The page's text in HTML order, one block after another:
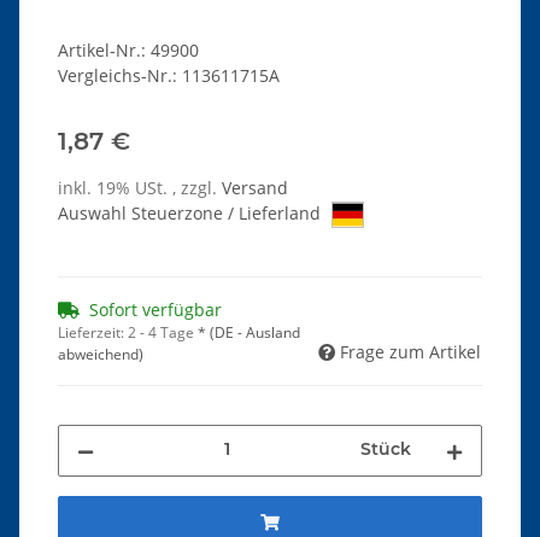
Artikel-Nr.: 49900
Vergleichs-Nr.: 113611715A
1,87 €
inkl. 19% USt. , zzgl. Versand
Auswahl Steuerzone / Lieferland
Sofort verfügbar
Lieferzeit:2 - 4 Tage * (DE - Ausland
abweichend)
Frage zum Artikel
Stück